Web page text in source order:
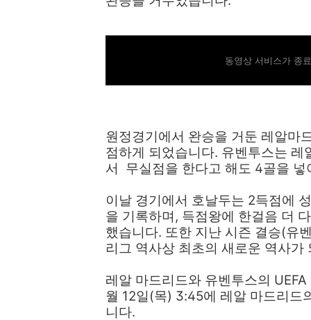
동영상 서비스가 종
원정경기에서 완승을 거둔 레알마
점하게 되었습니다. 유벤투스는
서 무실점을 한다고 해도 4골을
이날 경기에서 호날두는 2득점에
을 기록하며, 득점왕에 한걸음 더
했습니다. 또한 지난 시즌 결승(유
리그 역사상 최초의 새로운 역사
레알 마드리드와 유벤투스의
월 12일(목) 3:45에 레알 마드리드
니다.